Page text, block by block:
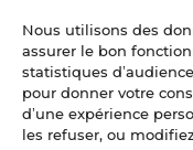
Nous utilisons des
assurer le bon
statistiques
pour donner votre
d’une expérience
les refuser, ou